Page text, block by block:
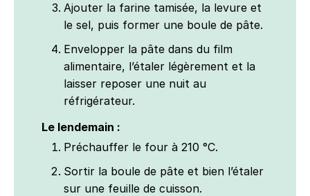
Ajouter la farine tamisée, la levure et
le sel, puis former une boule de pâte.
Envelopper la pâte dans du film
alimentaire, l’étaler légèrement et la
laisser reposer une nuit au
réfrigérateur.
Le lendemain :
Préchauffer le four à 210 °C.
Sortir la boule de pâte et bien l’étaler
sur une feuille de cuisson.